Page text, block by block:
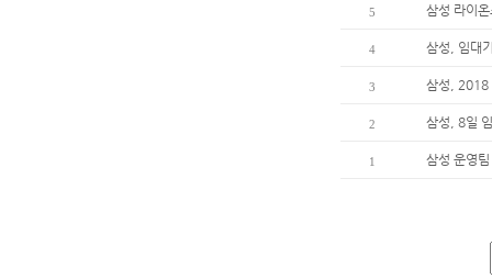
5 삼성 라이
4 삼성, 임대
3 삼성, 2018
2 삼성, 8일
1 삼성 운영